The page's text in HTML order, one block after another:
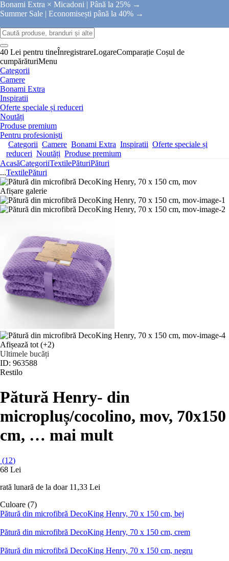
Bonami Extra × Micadoni | Până la 25% →
Summer Sale | Economisești până la 40% →
40 Lei pentru tineÎnregistrareLogareComparație Coșul de
cumpărăturiMenu
Categorii
Camere
Bonami Extra
Inspiratii
Oferte speciale și reduceri
Noutăți
Produse premium
Pentru profesioniști
Categorii Camere Bonami Extra Inspiratii Oferte speciale și
reduceri Noutăți Produse premium
AcasăCategoriiTextilePăturiPături
...TextilePături
Afișare galerie
Afișează tot (+2)
Ultimele bucăți
ID: 963588
Restilo
Pătură Henry- din
micropluș/cocolino, mov, 70x150
cm, … mai mult
(12)
68 Lei
rată lunară de la doar 11,33 Lei
Culoare (7)
Pătură din microfibră DecoKing Henry, 70 x 150 cm, bej
Pătură din microfibră DecoKing Henry, 70 x 150 cm, crem
Pătură din microfibră DecoKing Henry, 70 x 150 cm, negru